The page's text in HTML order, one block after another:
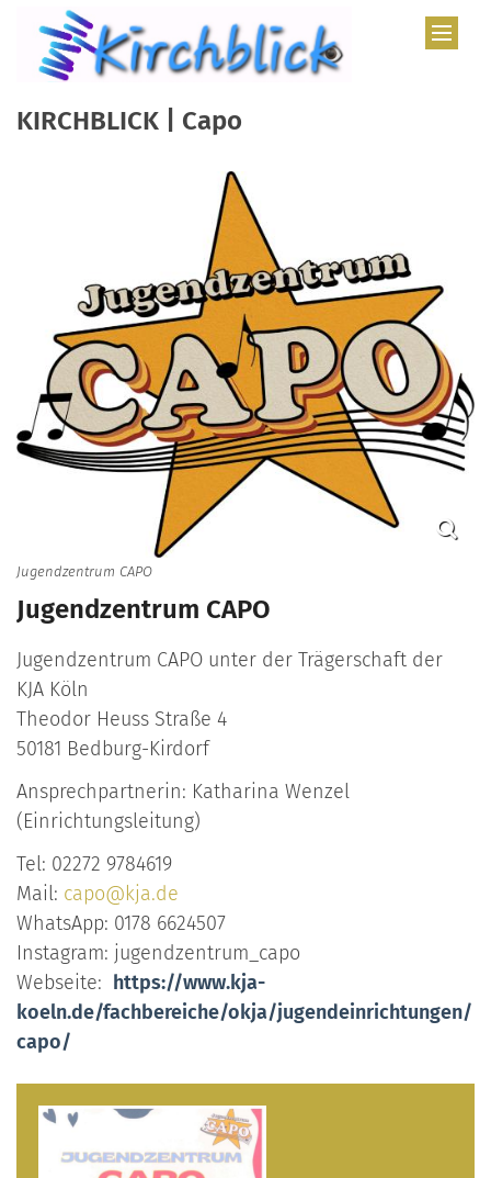
Zum Inhalt springen
KIRCHBLICK | Capo
Jugendzentrum CAPO
Jugendzentrum CAPO
Jugendzentrum CAPO unter der Trägerschaft der
KJA Köln
Theodor Heuss Straße 4
50181 Bedburg-Kirdorf
Ansprechpartnerin: Katharina Wenzel
(Einrichtungsleitung)
Tel: 02272 9784619
Mail: capo@kja.de
WhatsApp: 0178 6624507
Instagram: jugendzentrum_capo
Webseite: https://www.kja-
koeln.de/fachbereiche/okja/jugendeinrichtungen/
capo/